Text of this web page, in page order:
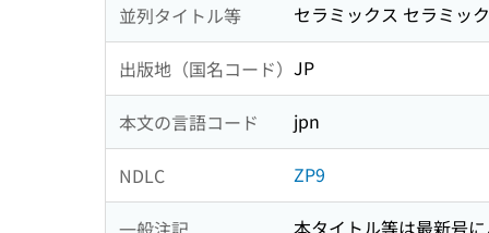
並列タイトル等 セラミックス セラミッ
出版地（国名コード） JP
本文の言語コード jpn
NDLC ZP9
本タイトル等は最新号に